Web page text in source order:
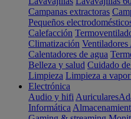
Campanas extractoras
Pequeños
Calefacción
Climatización Ventiladores
Calentadores de agua
Belleza y salud Cuidado
Limpieza Limpieza a vapor
Electrónica
Audio y hifi Auriculares
Informática